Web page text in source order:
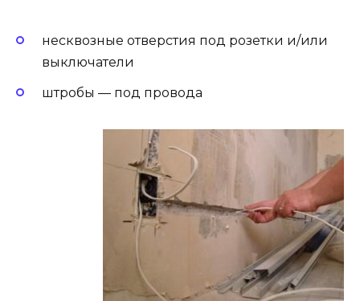
несквозные отверстия под розетки и/или
выключатели
штробы — под провода